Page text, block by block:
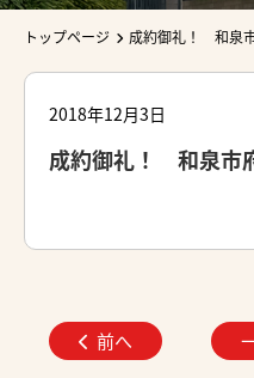
トップページ 成約御礼！ 和泉
2018年12月3日
成約御礼！ 和泉市
前へ